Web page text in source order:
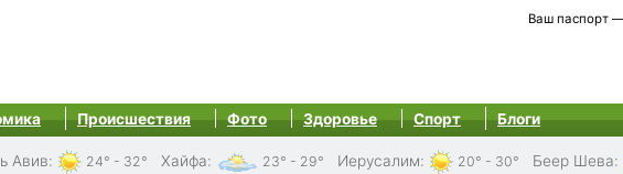
Ваш паспорт
Происшествия Фото Здоровье Спорт Блоги
Авив: 24° - 32° Хайфа: 23° - 29° Иерусалим: 20° - 30° Беер Шева: